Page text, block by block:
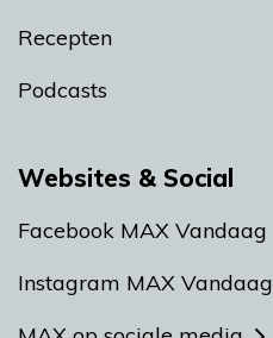
Recepten
Podcasts
Websites & Social
Facebook MAX Vandaag
Instagram MAX Vandaag